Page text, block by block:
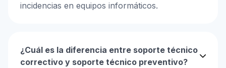
incidencias en equipos informáticos.
¿Cuál es la diferencia entre soporte técnico
correctivo y soporte técnico preventivo?